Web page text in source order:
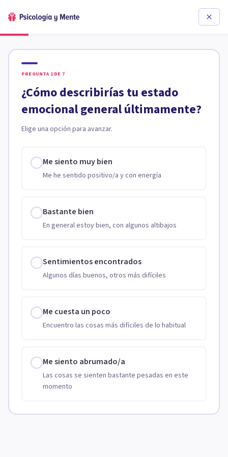
PREGUNTA 1 DE 7
¿Cómo describirías tu estado
emocional general últimamente?
Elige una opción para avanzar.
Me siento muy bien
Me he sentido positivo/a y con energía
Bastante bien
En general estoy bien, con algunos altibajos
Sentimientos encontrados
Algunos días buenos, otros más difíciles
Me cuesta un poco
Encuentro las cosas más difíciles de lo habitual
Me siento abrumado/a
Las cosas se sienten bastante pesadas en este
momento